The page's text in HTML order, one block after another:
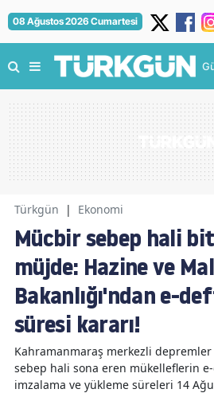
08 Ağustos 2026 Cumartesi
Türkgün | Ekonomi
Mücbir sebep hali
müjde: Hazine ve
Bakanlığı'ndan e-
süresi kararı!
Kahramanmaraş merkezli
sebep hali sona eren mükelleflerin
imzalama ve yükleme süreleri 14